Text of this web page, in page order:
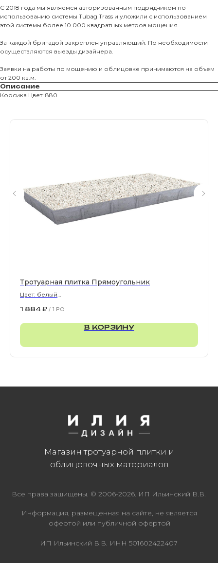
С 2018 года мы являемся авторизованным подрядчиком по
использованию системы Tubag Trass и уложили с использованием
этой системы более 10 000 квадратных метров мощения.
За каждой бригадой закреплен управляющий. По необходимости
осуществляются выезды дизайнера.
Заявки на работы по мощению и облицовке принимаются на объем
от 200 кв.м.
Описание
Корсика Цвет: 880
Тротуарная плитка Прямоугольник
Цвет: белый
1 884 ₽ / 1 PC
В КОРЗИНУ
ИП Ильинский В.В. ИНН 501602422407
ПОМОЩЬ
Политика конфиденциальности
Навесы,